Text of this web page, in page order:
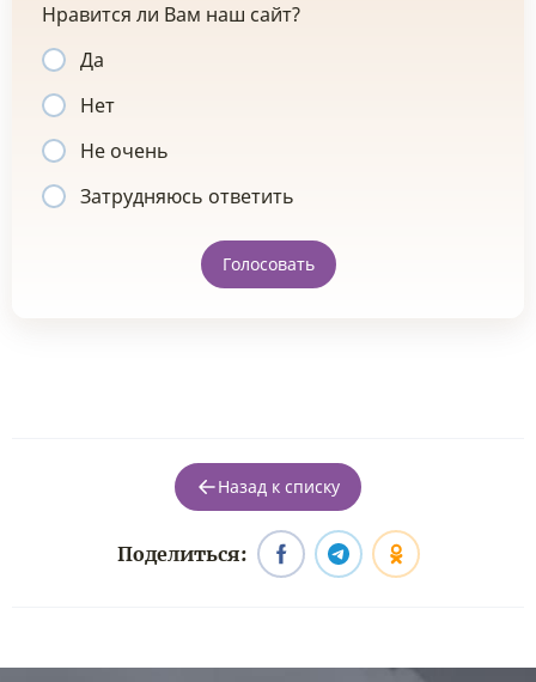
Нравится ли Вам наш сайт?
Да
Нет
Не очень
Затрудняюсь ответить
Голосовать
Назад к списку
Поделиться: